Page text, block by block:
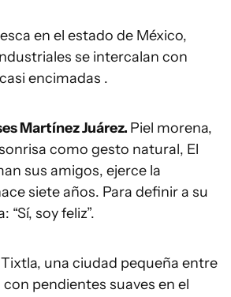
en el estado de México,
se intercalan con
encimadas .
Martínez Juárez. Piel morena,
como gesto natural, El
sus amigos, ejerce la
siete años. Para definir a su
“Sí, soy feliz”.
una ciudad pequeña entre
pendientes suaves en el